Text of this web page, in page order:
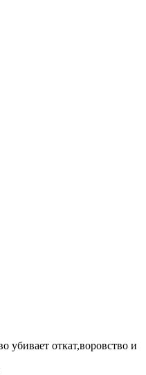
убивает откат,воровство и